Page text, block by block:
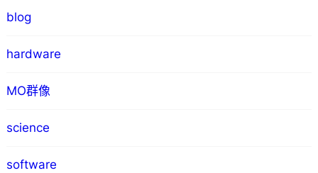
blog
hardware
MO群像
science
software